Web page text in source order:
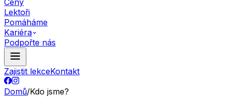
Ceny
Lektoři
Pomáháme
Kariéra
Podpořte nás
Zajistit lekceKontakt
Domů/Kdo jsme?